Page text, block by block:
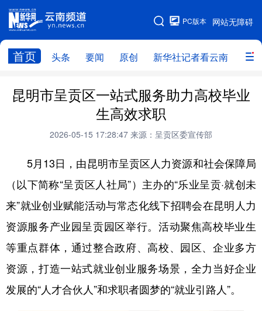
网站无障碍
PC版本
首页 头条 要闻 原创 新华社记者看云南 政务
网站地图
头条 云南要闻 本网原创
政务
廉政 云南省领导报道集 旅游
教育
州市
社会
图片
经济 服务 云南故事
云南青年说 趣看文物
昆明市呈贡区一站式服务助力高校毕业
生高效求职
2026-05-15 17:28:47 来源：呈贡区委宣传部
5月13日，由昆明市呈贡区人力资源和社会保障局
（以下简称“呈贡区人社局”）主办的“乐业呈贡·就创未
来”就业创业赋能活动与常态化线下招聘会在昆明人力
资源服务产业园呈贡园区举行。活动聚焦高校毕业生
等重点群体，通过整合政府、高校、园区、企业多方
资源，打造一站式就业创业服务场景，全力当好企业
发展的“人才合伙人”和求职者圆梦的“就业引路人”。